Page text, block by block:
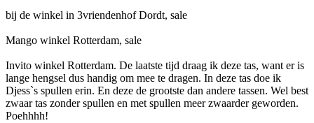
bij de winkel in 3vriendenhof Dordt, sale
Mango winkel Rotterdam, sale
Invito winkel Rotterdam. De laatste tijd draag ik deze tas, want er is
lange hengsel dus handig om mee te dragen. In deze tas doe ik
Djess`s spullen erin. En deze de grootste dan andere tassen. Wel best
zwaar tas zonder spullen en met spullen meer zwaarder geworden.
Poehhhh!